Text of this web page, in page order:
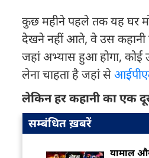
कुछ महीने पहले तक यह घर
देखने नहीं आते, वे उस कहानी
जहां अभ्यास हुआ होगा, कोई
लेना चाहता है जहां से
लेकिन हर कहानी का एक
सम्बंधित ख़बरें
यामाल